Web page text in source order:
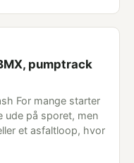
pumptrack
For mange starter
på sporet, men
et asfaltloop, hvor